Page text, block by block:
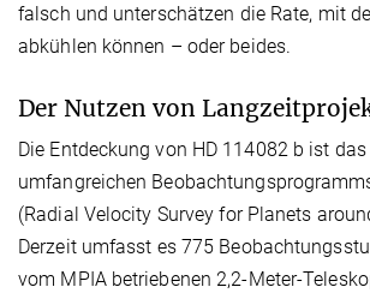
falsch und unterschätzen die Rate, mit
abkühlen können – oder beides.
Der Nutzen von
Die Entdeckung von HD 114082 b ist
umfangreichen
(Radial Velocity Survey for Planets
Derzeit umfasst es 775
vom MPIA betriebenen 2,2-Meter-